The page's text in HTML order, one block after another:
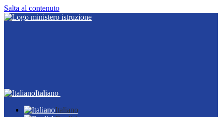
Salta al contenuto
Italiano
Italiano